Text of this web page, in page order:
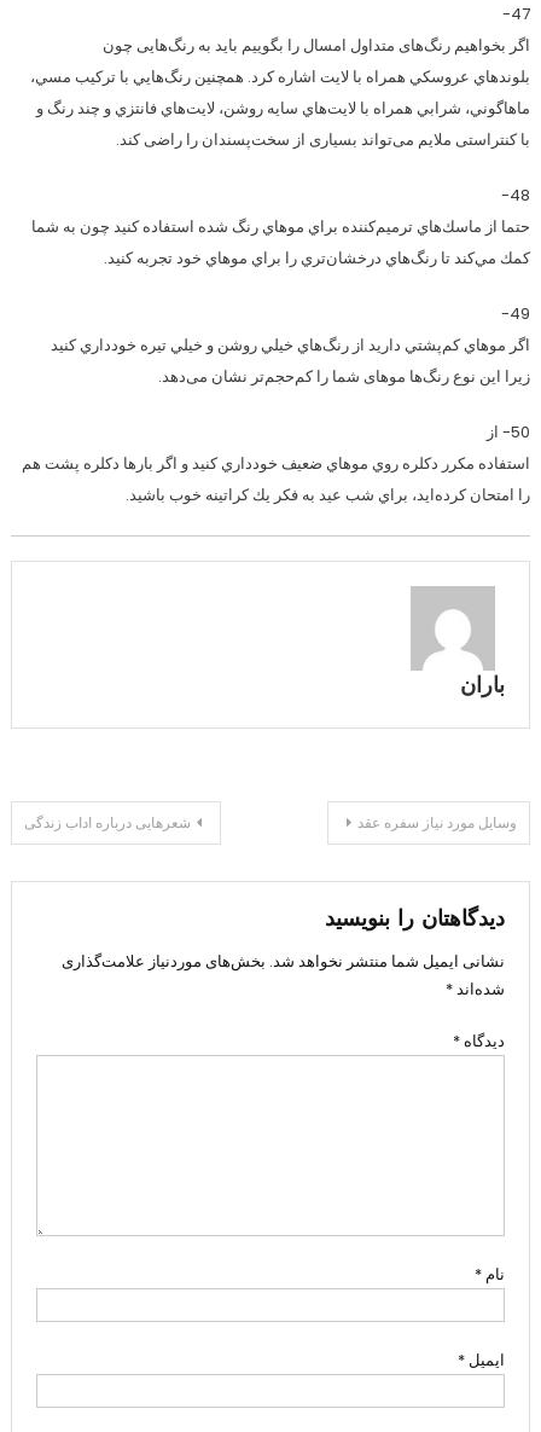
47-
اگر بخواهیم رنگ‌های متداول امسال را بگوییم باید به رنگ‌هایی چون
بلوندهاي عروسكي همراه با لايت اشاره کرد. همچنین رنگ‌هايي با تركيب مسي،
ماهاگوني، شرابي همراه با لايت‌هاي سايه روشن، لايت‌هاي فانتزي و چند رنگ و
با كنتراستی ملايم می‌تواند بسیاری از سخت‌پسندان را راضی کند.
48-
حتما از ماسك‌هاي ترميم‌كننده براي موهاي رنگ شده استفاده كنيد چون به شما
كمك مي‌كند تا رنگ‌هاي درخشان‌تري را براي موهاي خود تجربه كنيد.
49-
اگر موهاي كم‌پشتي داريد از رنگ‌هاي خيلي روشن و خيلي تيره خودداري كنيد
زيرا این نوع رنگ‌ها موهای شما را کم‌حجم‌تر نشان می‌دهد.
50- از
استفاده مكرر دكلره روي موهاي ضعيف خودداري كنيد و اگر بارها دكلره پشت هم
را امتحان كرده‌ايد، براي شب عيد به فكر يك كراتينه خوب باشيد.
باران
راهبری
نوشته
شعرهایی درباره اداب زندگی وسایل مورد نیاز سفره عقد
دیدگاهتان را بنویسید
نشانی ایمیل شما منتشر نخواهد شد. بخش‌های موردنیاز علامت‌گذاری
شده‌اند*
دیدگاه *
نام *
ایمیل *